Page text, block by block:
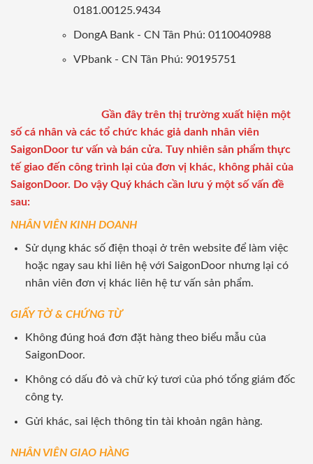
0181.00125.9434
DongA Bank - CN Tân Phú: 0110040988
VPbank - CN Tân Phú: 90195751
Gần đây trên thị trường xuất hiện một
số cá nhân và các tổ chức khác giả danh nhân viên
SaigonDoor tư vấn và bán cửa. Tuy nhiên sản phẩm thực
tế giao đến công trình lại của đơn vị khác, không phải của
SaigonDoor. Do vậy Quý khách cần lưu ý một số vấn đề
sau:
NHÂN VIÊN KINH DOANH
Sử dụng khác số điện thoại ở trên website để làm việc
hoặc ngay sau khi liên hệ với SaigonDoor nhưng lại có
nhân viên đơn vị khác liên hệ tư vấn sản phẩm.
GIẤY TỜ & CHỨNG TỪ
Không đúng hoá đơn đặt hàng theo biểu mẫu của
SaigonDoor.
Không có dấu đỏ và chữ ký tươi của phó tổng giám đốc
công ty.
Gửi khác, sai lệch thông tin tài khoản ngân hàng.
NHÂN VIÊN GIAO HÀNG